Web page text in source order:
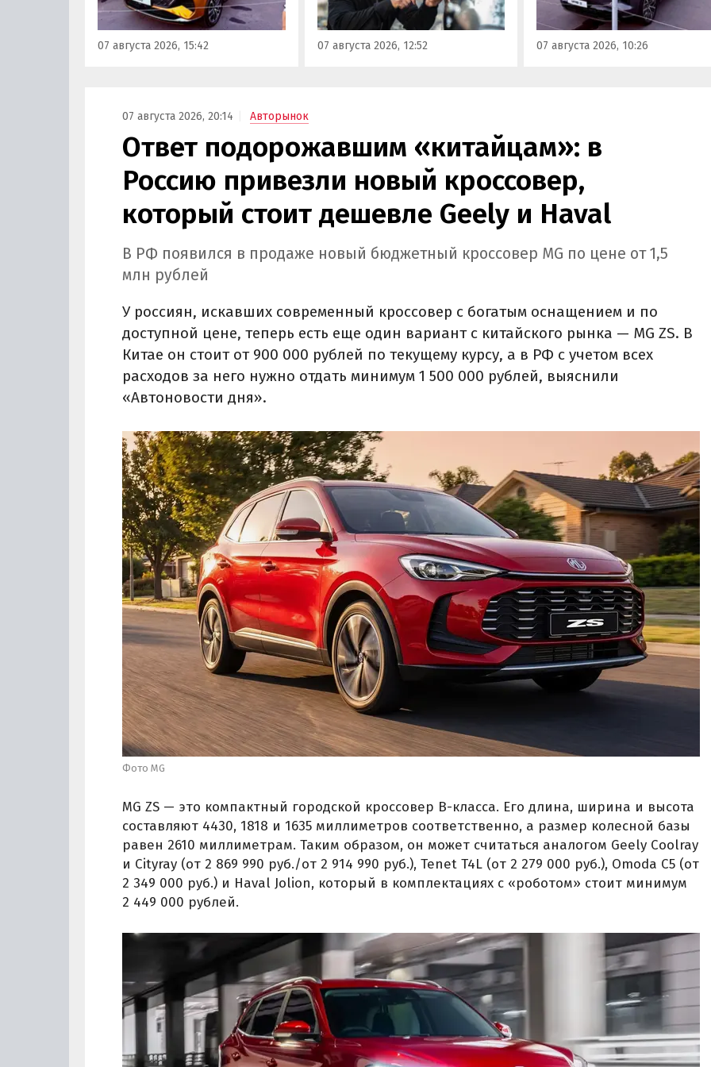
моделей «Москвича» был
представлен семиместный
кроссовер М90.
07 августа 2026, 15:42
являются модели Li и BYD,
сообщил в эфире радио РБК
учредитель федерального
07 августа 2026, 12:52
заказать в двух версиях: Max
5 915 000 рублей и Ultra за 6
000 рублей без учета
07 августа 2026, 10:26
07 августа 2026, 20:14 Авторынок
Ответ подорожавшим «китайцам»: в
Россию привезли новый кроссовер,
который стоит дешевле Geely и Haval
В РФ появился в продаже новый бюджетный кроссовер MG по цене от 1,5
млн рублей
У россиян, искавших современный кроссовер с богатым оснащением и по
доступной цене, теперь есть еще один вариант с китайского рынка — MG ZS. В
Китае он стоит от 900 000 рублей по текущему курсу, а в РФ с учетом всех
расходов за него нужно отдать минимум 1 500 000 рублей, выяснили
«Автоновости дня».
Фото MG
MG ZS — это компактный городской кроссовер B-класса. Его длина, ширина и высота
составляют 4430, 1818 и 1635 миллиметров соответственно, а размер колесной базы
равен 2610 миллиметрам. Таким образом, он может считаться аналогом Geely Coolray
и Cityray (от 2 869 990 руб./от 2 914 990 руб.), Tenet T4L (от 2 279 000 руб.), Omoda C5 (от
2 349 000 руб.) и Haval Jolion, который в комплектациях с «роботом» стоит минимум
2 449 000 рублей.